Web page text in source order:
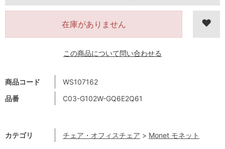
商品コード
WS107162
品番
C03-G102W-GQ6E2Q61
カテゴリ チェア・オフィスチェア > Monet モネット
在庫がありません
この商品について問い合わせる